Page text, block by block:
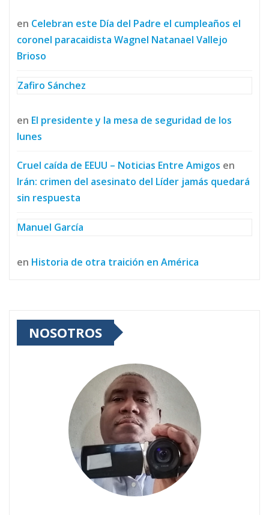
en Celebran este Día del Padre el cumpleaños el
coronel paracaidista Wagnel Natanael Vallejo
Brioso
Zafiro Sánchez
en El presidente y la mesa de seguridad de los
lunes
Cruel caída de EEUU – Noticias Entre Amigos en
Irán: crimen del asesinato del Líder jamás quedará
sin respuesta
Manuel García
en Historia de otra traición en América
NOSOTROS